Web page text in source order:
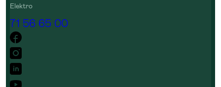
Elektro
71 56 65 00